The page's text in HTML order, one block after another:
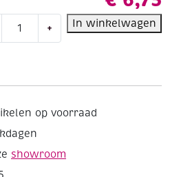
+ In winkelwagen
op voorraad
showroom